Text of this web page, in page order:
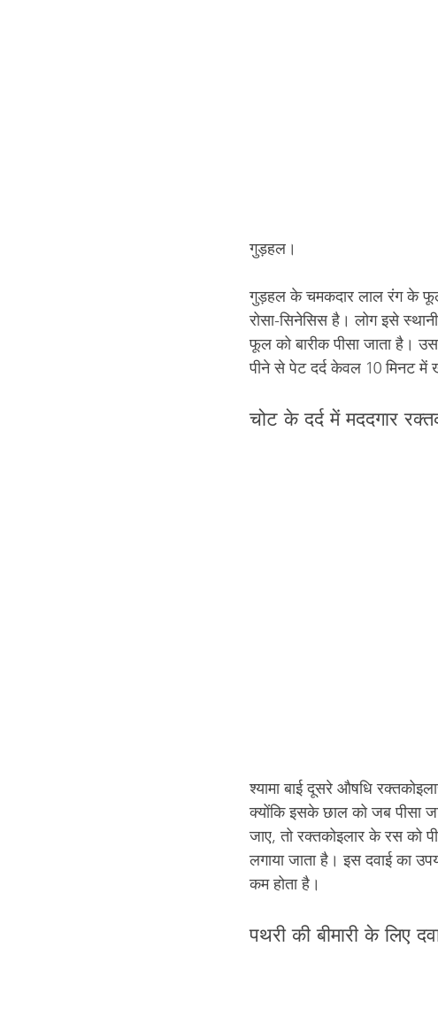
गुड़हल।
गुड़हल के चमकदार लाल रंग के
रोसा-सिनेसिस है। लोग इसे
फूल को बारीक पीसा जाता है।
पीने से पेट दर्द केवल 10 मिनट में
चोट के दर्द में मददगार
श्यामा बाई दूसरे औषधि
क्योंकि इसके छाल को जब पीसा
जाए, तो रक्तकोइलार के रस को
लगाया जाता है। इस दवाई का
कम होता है।
पथरी की बीमारी के लिए